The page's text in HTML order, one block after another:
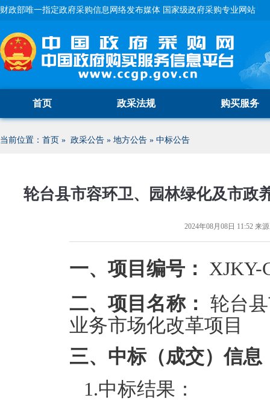
财政部唯一指定政府采购信息网络发布媒体 国家级政府采购专业网站
首页 政采法规 购买服务
当前位置： 首页 » 政采公告 » 地方公告 » 中标公告
轮台县市容环卫、园林绿化及市政
2024年08月08日 11:52 来
一、项目编号：
XJKY-
二、项目名称：
轮台
业务市场化改革项目
三、中标（成交）信息
1.中标结果：